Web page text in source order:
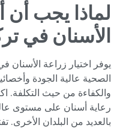
لماذا يجب أن
الأسنان في
يوفر اختيار زراعة الأسنان
الصحية عالية الجودة
والكفاءة من حيث التكلفة.
رعاية أسنان على مستوى
بالعديد من البلدان الأخرى.